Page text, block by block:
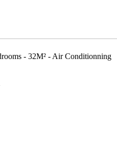
- 32M² - Air Conditionning